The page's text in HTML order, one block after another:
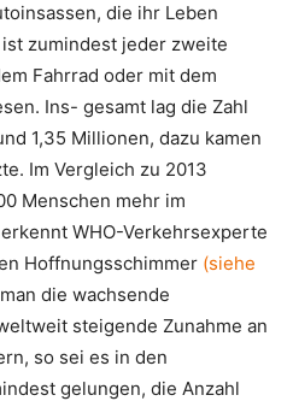
die ihr Leben
zumindest jeder zweite
Fahrrad oder mit dem
Ins- gesamt lag die Zahl
1,35 Millionen, dazu kamen
Im Vergleich zu 2013
Menschen mehr im
WHO-Verkehrsexperte
Hoffnungsschimmer (siehe
die wachsende
steigende Zunahme an
so sei es in den
gelungen, die Anzahl